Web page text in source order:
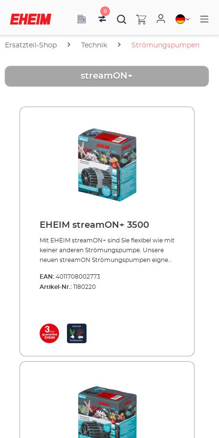
0
Ersatzteil-Shop Technik Strömungspumpen
streamON+
EHEIM streamON+ 3500
Mit EHEIM streamON+ sind Sie flexibel wie mit
keiner anderen Strömungspumpe. Unsere
neuen streamON Strömungspumpen eignen
Süßwasser-Aquarien. Sie sind klein,
hocheffizient und energiesparend. Man kann
Richtung lenken (3D-Funktion). Vorteile der
EHEIM Strömungpumpen streamON+
von 35 bis 500 l Für Meerwasser und
Strömungsbild Erhöhung des
Sauerstoffgehalts, Erzeugung naturnaher
Lebensverhältnisse Im Meerwasser
lebenswichtig für Korallen; im Süßwasser
positiv für Fische Flexible Positionierung –
waagerecht oder senkrecht Schwenkbar um
EAN: 4011708002773
Artikel-Nr.: 1180220